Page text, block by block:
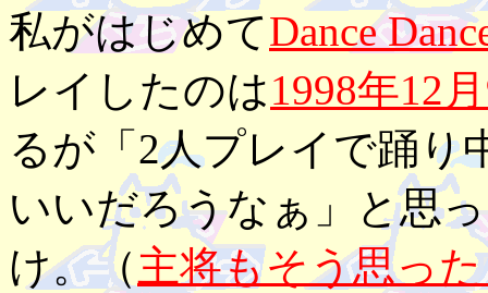
私がはじめてDance
レイしたのは1998年12
るが「2人プレイで踊り
いいだろうなぁ」と思
け。（ 主将もそう思っ